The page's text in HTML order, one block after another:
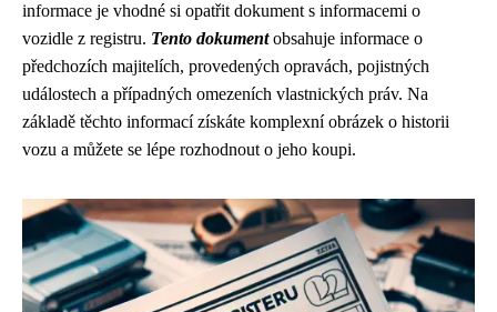
informace je vhodné si opatřit dokument s informacemi o
vozidle z registru. Tento dokumentobsahuje informace o
předchozích majitelích, provedených opravách, pojistných
událostech a případných omezeních vlastnických práv. Na
základě těchto informací získáte komplexní obrázek o historii
vozu a můžete se lépe rozhodnout o jeho koupi.